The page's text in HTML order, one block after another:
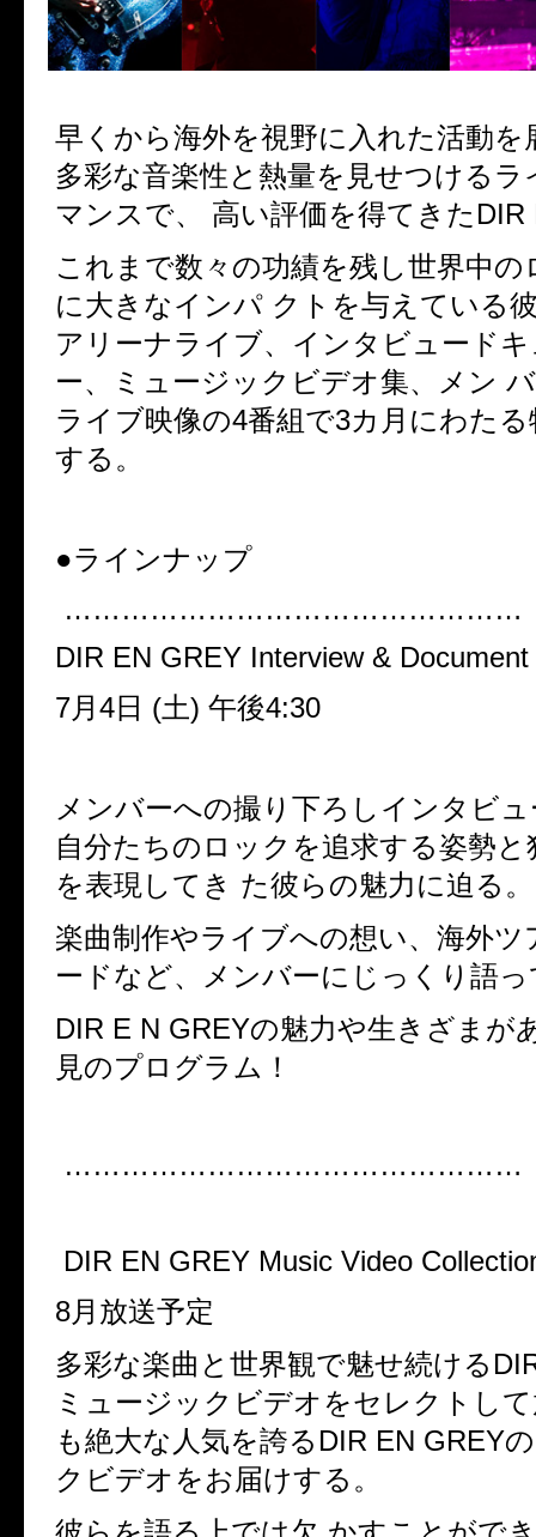
早くから海外を視野に入れた活動を
多彩な音楽性と熱量を見せつける
マンスで、 高い評価を得てきたDIR
これまで数々の功績を残し世界中
に大きなインパ クトを与えている
アリーナライブ、インタビュード
ー、ミュージックビデオ集、メン
ライブ映像の4番組で3カ月にわた
する。
●ラインナップ
…………………………………………
DIR EN GREY Interview & Document
7月4日 (土) 午後4:30
メンバーへの撮り下ろしインタビ
自分たちのロックを追求する姿勢と
を表現してき た彼らの魅力に迫る。
楽曲制作やライブへの想い、海外ツ
ードなど、メンバーにじっくり語
DIR E N GREYの魅力や生きざまが
見のプログラム！
…………………………………………
DIR EN GREY Music Video
8月放送予定
多彩な楽曲と世界観で魅せ続ける
ミュージックビデオをセレクトし
も絶大な人気を誇るDIR EN GREY
クビデオをお届けする。